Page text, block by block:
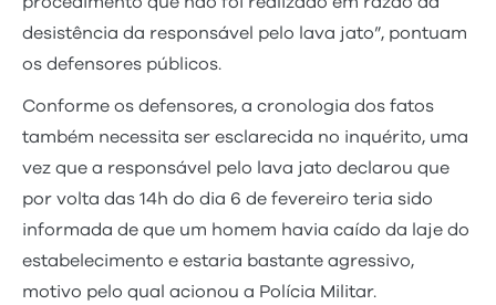
desistência da responsável pelo lava jato”, pontuam
os defensores públicos.
Conforme os defensores, a cronologia dos fatos
também necessita ser esclarecida no inquérito, uma
vez que a responsável pelo lava jato declarou que
por volta das 14h do dia 6 de fevereiro teria sido
informada de que um homem havia caído da laje do
estabelecimento e estaria bastante agressivo,
motivo pelo qual acionou a Polícia Militar.